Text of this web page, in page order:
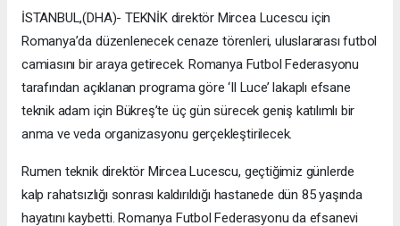
İSTANBUL,(DHA)- TEKNİK direktör Mircea Lucescu için
Romanya’da düzenlenecek cenaze törenleri, uluslararası futbol
camiasını bir araya getirecek. Romanya Futbol Federasyonu
tarafından açıklanan programa göre ‘Il Luce’ lakaplı efsane
teknik adam için Bükreş’te üç gün sürecek geniş katılımlı bir
anma ve veda organizasyonu gerçekleştirilecek.
Rumen teknik direktör Mircea Lucescu, geçtiğimiz günlerde
kalp rahatsızlığı sonrası kaldırıldığı hastanede dün 85 yaşında
hayatını kaybetti. Romanya Futbol Federasyonu da efsanevi